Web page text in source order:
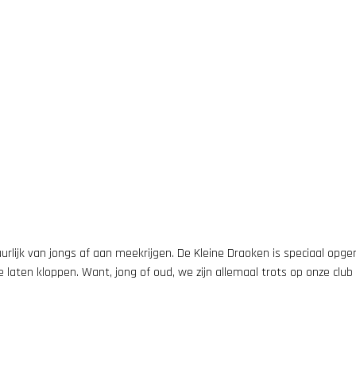
van jongs af aan meekrijgen. De Kleine Draoken is speciaal
kloppen. Want, jong of oud, we zijn allemaal trots op onze club